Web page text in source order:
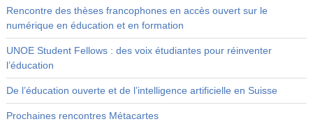
Rencontre des thèses francophones en accès ouvert sur le
numérique en éducation et en formation
UNOE Student Fellows : des voix étudiantes pour réinventer
l’éducation
De l’éducation ouverte et de l’intelligence artificielle en Suisse
Prochaines rencontres Métacartes